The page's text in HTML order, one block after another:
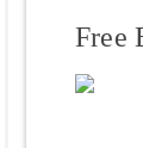
Free